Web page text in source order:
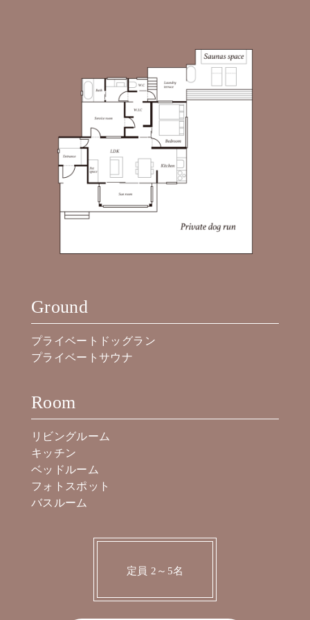
Ground
プライベートドッグラン
プライベートサウナ
Room
リビングルーム
キッチン
ベッドルーム
フォトスポット
バスルーム
定員 2～5名